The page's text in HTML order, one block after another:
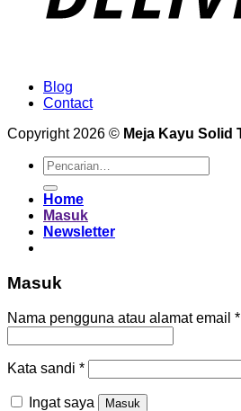
Blog
Contact
Copyright 2026 © Meja Kayu Solid
Pencarian
untuk:
Home
Masuk
Newsletter
Masuk
Nama pengguna atau alamat email *
Kata sandi *Wajib
Ingat saya Masuk